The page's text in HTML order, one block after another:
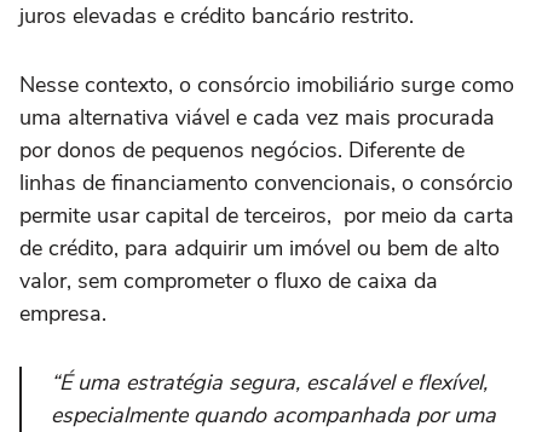
juros elevadas e crédito bancário restrito.
Nesse contexto, o consórcio imobiliário surge como
uma alternativa viável e cada vez mais procurada
por donos de pequenos negócios. Diferente de
linhas de financiamento convencionais, o consórcio
permite usar capital de terceiros, por meio da carta
de crédito, para adquirir um imóvel ou bem de alto
valor, sem comprometer o fluxo de caixa da
empresa.
“É uma estratégia segura, escalável e flexível,
especialmente quando acompanhada por uma